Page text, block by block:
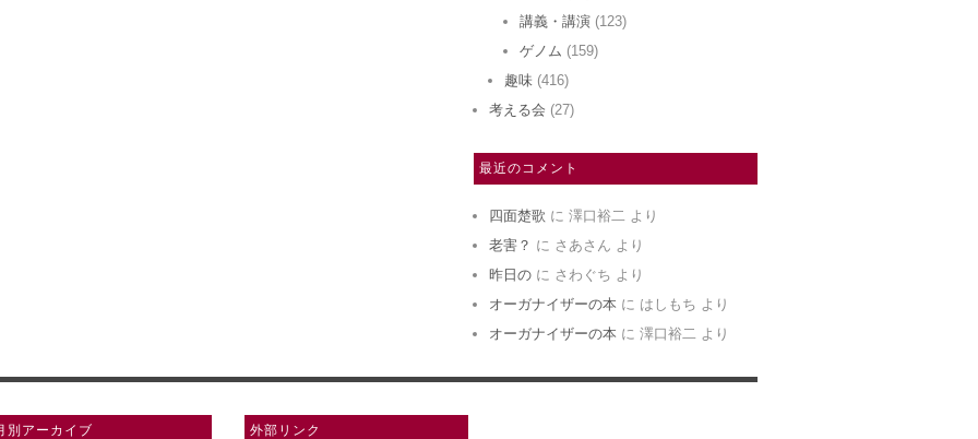
講義・講演 (123)
ゲノム (159)
趣味 (416)
考える会 (27)
最近のコメント
四面楚歌 に 澤口裕二 より
老害？ に さあさん より
昨日の に さわぐち より
オーガナイザーの本 に はしもち より
オーガナイザーの本 に 澤口裕二 より
別アーカイブ 外部リンク